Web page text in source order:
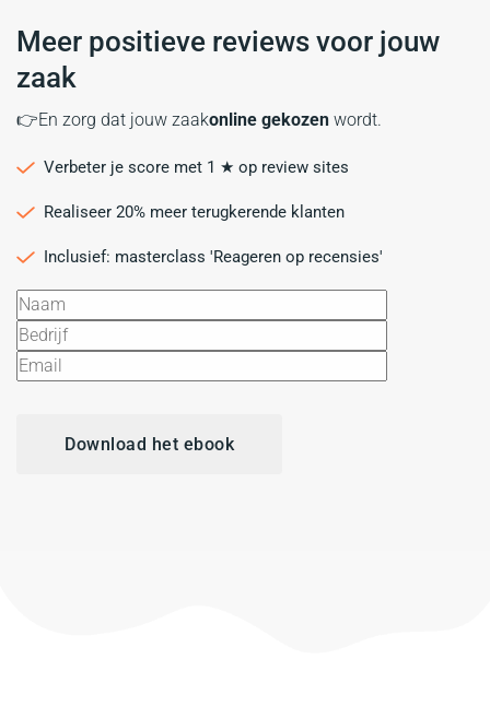
Meer positieve reviews voor jouw
zaak
👉En zorg dat jouw zaakonline gekozen wordt.
Verbeter je score met 1 ★ op review sites
Realiseer 20% meer terugkerende klanten
Inclusief: masterclass 'Reageren op recensies'